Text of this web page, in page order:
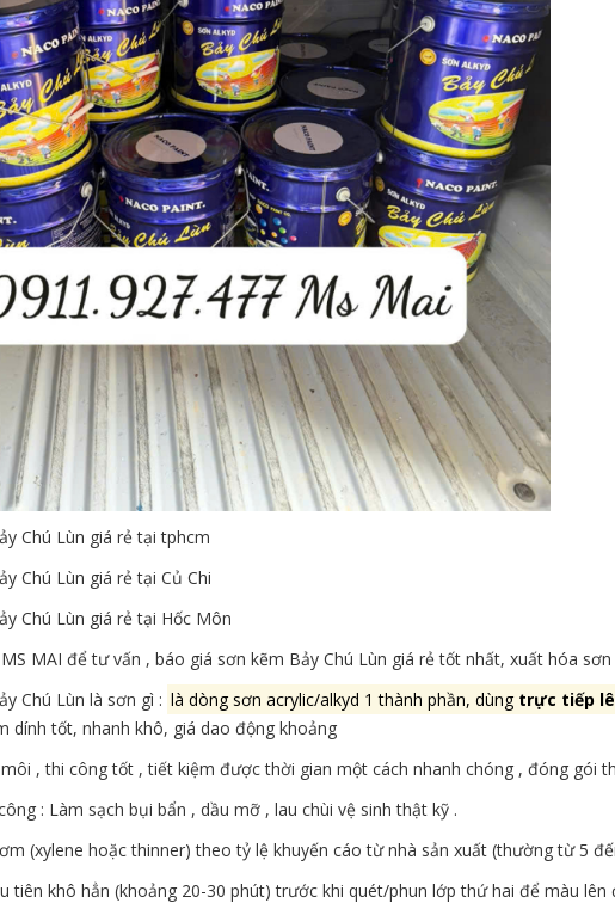
Chú Lùn giá rẻ tại tphcm
Chú Lùn giá rẻ tại Củ Chi
Chú Lùn giá rẻ tại Hốc Môn
MS MAI để tư vấn , báo giá sơn kẽm Bảy Chú Lùn giá rẻ tốt nhất, xuất hóa
Chú Lùn là sơn gì : là dòng sơn acrylic/alkyd 1 thành phần, dùng trực tiếp
dính tốt, nhanh khô, giá dao động khoảng
, thi công tốt , tiết kiệm được thời gian một cách nhanh chóng , đóng gói
: Làm sạch bụi bẩn , dầu mỡ , lau chùi vệ sinh thật kỹ .
(xylene hoặc thinner) theo tỷ lệ khuyến cáo từ nhà sản xuất (thường từ 5
tiên khô hẳn (khoảng 20-30 phút) trước khi quét/phun lớp thứ hai để màu lên